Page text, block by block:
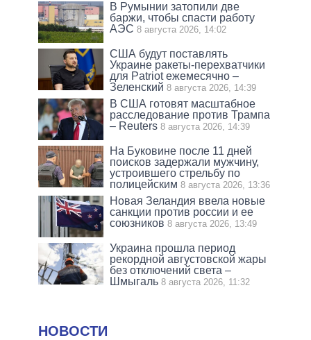
В Румынии затопили две
баржи, чтобы спасти работу
АЭС 8 августа 2026, 14:02
США будут поставлять
Украине ракеты-перехватчики
для Patriot ежемесячно –
Зеленский 8 августа 2026, 14:39
В США готовят масштабное
расследование против Трампа
– Reuters 8 августа 2026, 14:39
На Буковине после 11 дней
поисков задержали мужчину,
устроившего стрельбу по
полицейским 8 августа 2026, 13:36
Новая Зеландия ввела новые
санкции против россии и ее
союзников 8 августа 2026, 13:49
Украина прошла период
рекордной августовской жары
без отключений света –
Шмыгаль 8 августа 2026, 11:32
НОВОСТИ